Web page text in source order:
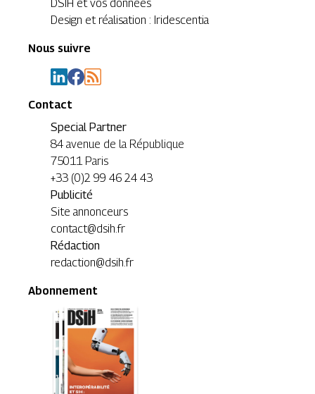
DSIH et vos données
Design et réalisation : Iridescentia
Nous suivre
Contact
Special Partner
84 avenue de la République
75011 Paris
+33 (0)2 99 46 24 43
Publicité
Site annonceurs
contact@dsih.fr
Rédaction
redaction@dsih.fr
Abonnement